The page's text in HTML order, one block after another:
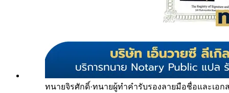
ทนายจิรศักดิ์·ทนายผู้ทำคำรับรองลายมือชื่อและเอก